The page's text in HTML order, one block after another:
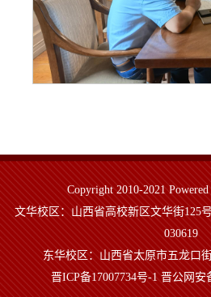
Copyright 2010-2021
文华校区：山西省高校新区文华街125
030619
东华校区：山西省太原市五龙口
晋ICP备17007734号-1 晋公网安